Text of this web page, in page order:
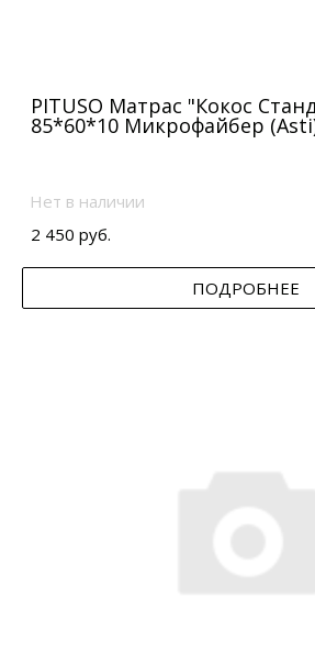
PITUSO Матрас "Кокос
85*60*10 Микрофайбер
Нет в наличии
2 450 руб.
ПОДРОБНЕЕ